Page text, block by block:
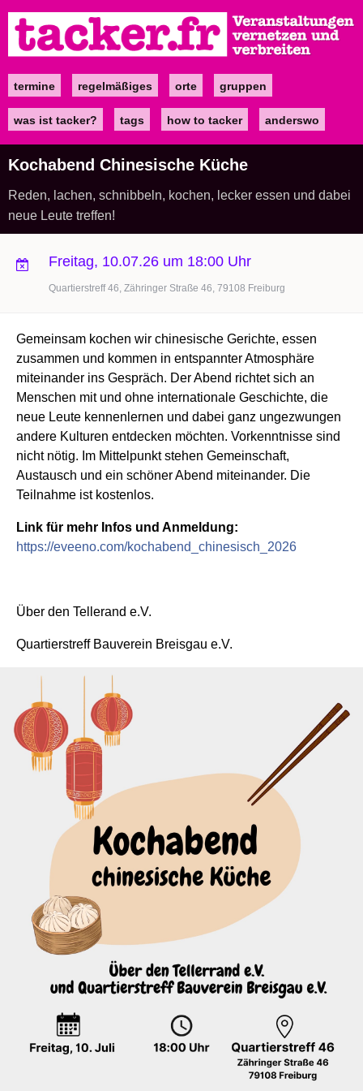
zum
Inhalt
Maintermine regelmäßiges orte gruppen
was ist tacker? tags how to tacker anderswo
Kochabend Chinesische Küche
Reden, lachen, schnibbeln, kochen, lecker essen und dabei
neue Leute treffen!
Freitag, 10.07.26 um 18:00 Uhr
Quartierstreff 46, Zähringer Straße 46, 79108 Freiburg
Gemeinsam kochen wir chinesische Gerichte, essen
zusammen und kommen in entspannter Atmosphäre
miteinander ins Gespräch. Der Abend richtet sich an
Menschen mit und ohne internationale Geschichte, die
neue Leute kennenlernen und dabei ganz ungezwungen
andere Kulturen entdecken möchten. Vorkenntnisse sind
nicht nötig. Im Mittelpunkt stehen Gemeinschaft,
Austausch und ein schöner Abend miteinander. Die
Teilnahme ist kostenlos.
Link für mehr Infos und Anmeldung:
https://eveeno.com/kochabend_chinesisch_2026
Über den Tellerand e.V.
Quartierstreff Bauverein Breisgau e.V.